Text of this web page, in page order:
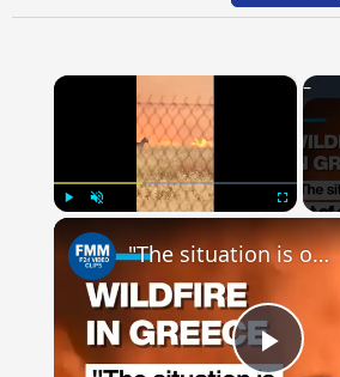
×
"The situation is out of control": Greek firefighters battle wildfire for fourth day